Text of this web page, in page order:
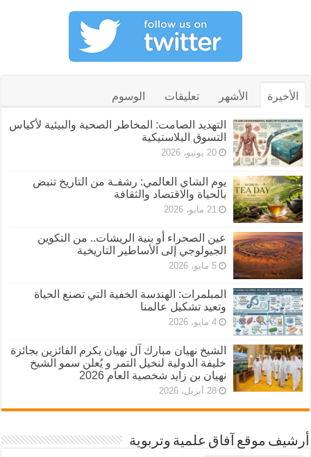
الأخيرة الأشهر تعليقات الوسوم
التهديد الصامت: المخاطر الصحية والبيئية لأكياس
التسوق البلاستيكية
20 يونيو، 2026
يوم الشاي العالمي: رشفـة من التاريخ تنبض
بالحياة والاقتصاد والثقافة
21 مايو، 2026
عين الصحراء أو بنية الريشات.. من التكوين
الجيولوجي إلى الأساطير التاريخية
5 مايو، 2026
المبلمرات: الهندسة الخفية التي تصنع الحياة
وتعيد تشكيل عالمنا
4 مايو، 2026
الشيخ نهيان مبارك آل نهيان يكرم الفائزين بجائزة
خليفة الدولية لنخيل التمر و يُعلن سمو الشيخ
نهيان بن زايد شخصية العام 2026
28 أبريل، 2026
أرشيف موقع آفاق علمية وتربوية